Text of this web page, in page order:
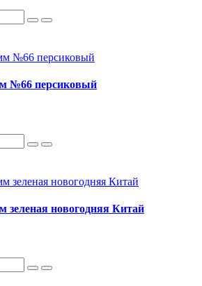
№66 персиковый
зеленая новогодняя Китай